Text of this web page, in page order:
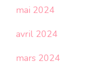
mai 2024
avril 2024
mars 2024